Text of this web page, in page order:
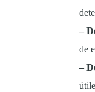
–
de
–